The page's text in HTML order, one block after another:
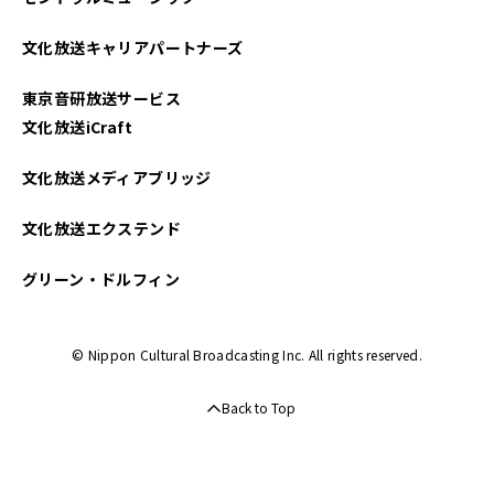
文化放送キャリアパートナーズ
東京音研放送サービス
文化放送iCraft
文化放送メディアブリッジ
文化放送エクステンド
グリーン・ドルフィン
© Nippon Cultural Broadcasting Inc. All rights reserved.
Back to Top